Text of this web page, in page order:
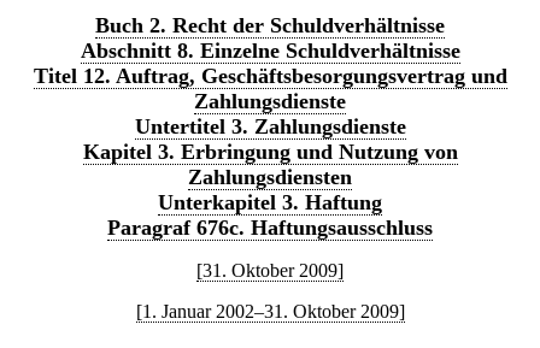
Buch 2. Recht der Schuldverhältnisse
Abschnitt 8. Einzelne Schuldverhältnisse
Titel 12. Auftrag, Geschäftsbesorgungsvertrag und
Zahlungsdienste
Untertitel 3. Zahlungsdienste
Kapitel 3. Erbringung und Nutzung von
Zahlungsdiensten
Unterkapitel 3. Haftung
Paragraf 676c. Haftungsausschluss
[31. Oktober 2009]
[1. Januar 2002–31. Oktober 2009]